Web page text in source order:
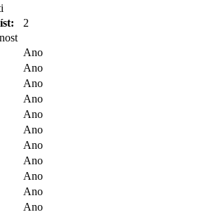
2
Ano
Ano
Ano
Ano
Ano
Ano
Ano
Ano
Ano
Ano
Ano